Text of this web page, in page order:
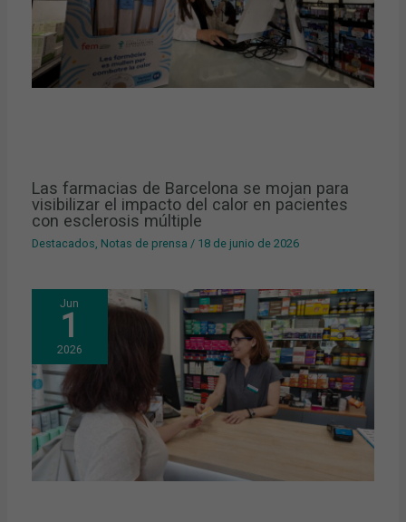
Las farmacias de Barcelona se mojan para
visibilizar el impacto del calor en pacientes
con esclerosis múltiple
Destacados, Notas de prensa / 18 de junio de 2026
Jun
1
2026